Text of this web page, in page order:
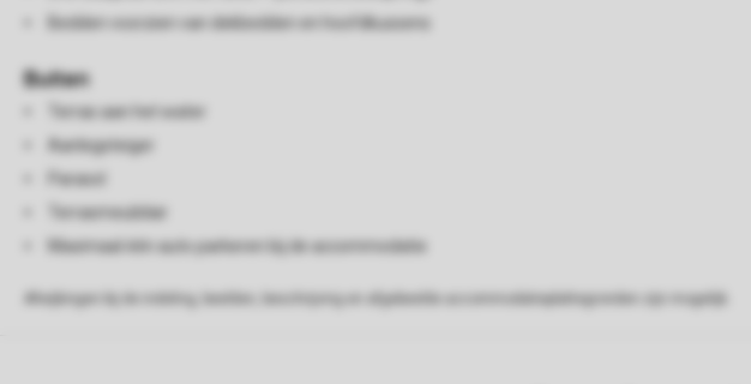
Bedden voorzien van dekbedden en hoofdkussens
Buiten
Terras aan het water
Aanlegsteiger
Parasol
Terrasmeubilair
Maximaal één auto parkeren bij de accommodatie